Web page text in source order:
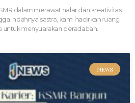
dalam merawat nalar dan kreativitas.
indahnya sastra, kami hadirkan ruang
untuk menyuarakan peradaban.
NEWS